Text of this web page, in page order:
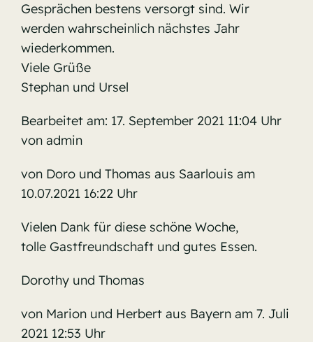
Gesprächen bestens versorgt sind. Wir
werden wahrscheinlich nächstes Jahr
wiederkommen.
Viele Grüße
Stephan und Ursel
Bearbeitet am: 17. September 2021 11:04 Uhr
von admin
von Doro und Thomas aus Saarlouis am
10.07.2021 16:22 Uhr
Vielen Dank für diese schöne Woche,
tolle Gastfreundschaft und gutes Essen.
Dorothy und Thomas
von Marion und Herbert aus Bayern am 7. Juli
2021 12:53 Uhr